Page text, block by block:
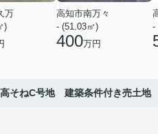
万
)
高知市南万々
- (51.03㎡)
400万円
-
高そねC号地 建築条件付き売土地